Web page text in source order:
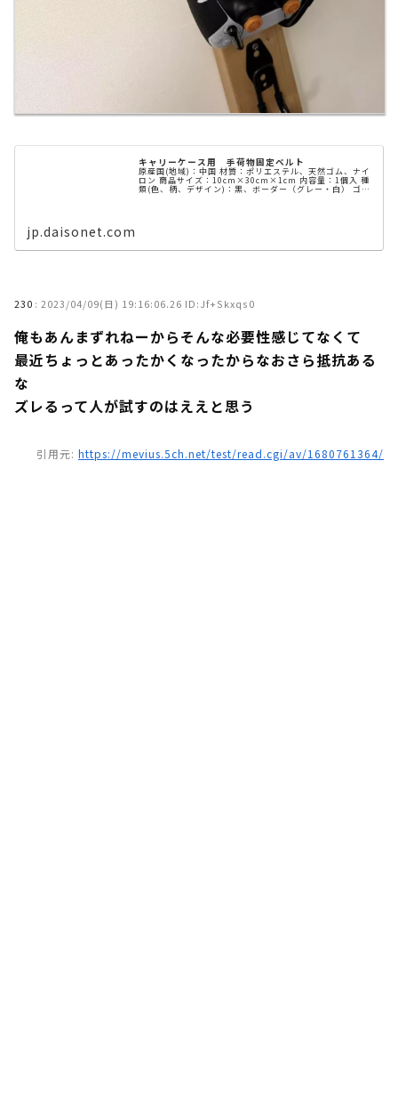
キャリーケース用 手荷物固定ベルト
原産国(地域)：中国 材質：ポリエステル、天然ゴム、ナイ
ロン 商品サイズ：10cm×30cm×1cm 内容量：1個入 種
類(色、柄、デザイン)：黒、ボーダー（グレー・白） ゴム
の特性上耐えうる重さには制限があります。
jp.daisonet.com
230 : 2023/04/09(日) 19:16:06.26 ID:Jf+Skxqs0
俺もあんまずれねーからそんな必要性感じてなくて
最近ちょっとあったかくなったからなおさら抵抗ある
な
ズレるって人が試すのはええと思う
引用元: https://mevius.5ch.net/test/read.cgi/av/1680761364/